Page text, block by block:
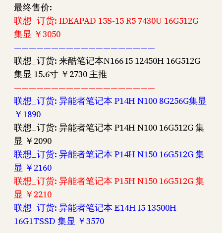
最终售价:
联想_订货: IDEAPAD 15S-15 R5 7430U 16G512G
集显 ￥3050
———————————————————
联想_订货: 来酷笔记本N166 I5 12450H 16G512G
集显 15.6寸 ￥2730 主推
———————————————————
联想_订货: 异能者笔记本 P14H N100 8G256G集显
￥1890
联想_订货: 异能者笔记本 P14H N100 16G512G 集
显 ￥2090
联想_订货: 异能者笔记本 P14H N150 16G512G 集
显 ￥2160
联想_订货: 异能者笔记本 P15H N150 16G512G 集
显 ￥2210
联想_订货: 异能者笔记本 E14H I5 13500H
16G1TSSD 集显 ￥3570